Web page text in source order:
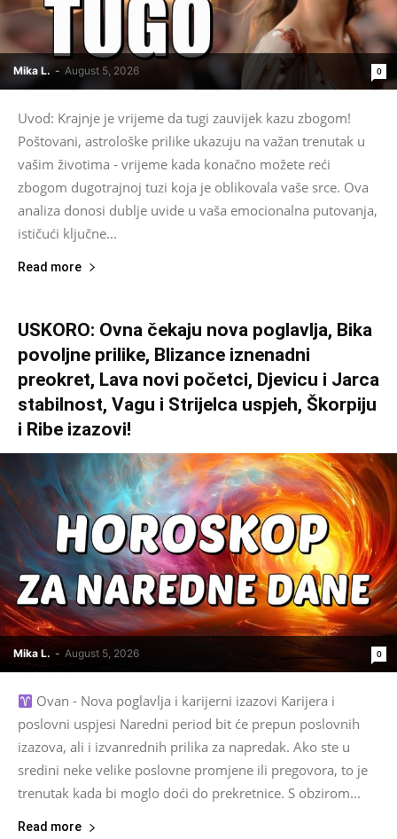
Mika L. - August 5, 2026 0
Uvod: Krajnje je vrijeme da tugi zauvijek kazu zbogom!
Poštovani, astrološke prilike ukazuju na važan trenutak u
vašim životima - vrijeme kada konačno možete reći
zbogom dugotrajnoj tuzi koja je oblikovala vaše srce. Ova
analiza donosi dublje uvide u vaša emocionalna putovanja,
ističući ključne...
Read more
USKORO: Ovna čekaju nova poglavlja, Bika
povoljne prilike, Blizance iznenadni
preokret, Lava novi početci, Djevicu i Jarca
stabilnost, Vagu i Strijelca uspjeh, Škorpiju
i Ribe izazovi!
Mika L. - August 5, 2026 0
Ovan - Nova poglavlja i karijerni izazovi Karijera i
poslovni uspjesi Naredni period bit će prepun poslovnih
izazova, ali i izvanrednih prilika za napredak. Ako ste u
sredini neke velike poslovne promjene ili pregovora, to je
trenutak kada bi moglo doći do prekretnice. S obzirom...
Read more